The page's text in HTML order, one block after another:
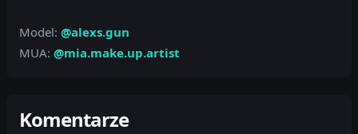
Model: @alexs.gun
MUA: @mia.make.up.artist
Komentarze